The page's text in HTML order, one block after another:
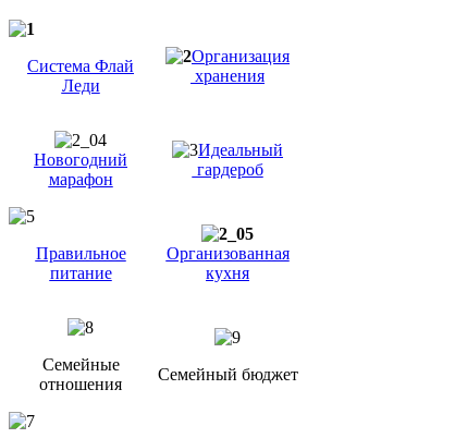
Система Флай
Леди
Организация
хранения
Новогодний
марафон
Идеальный
гардероб
Правильное
питание
Организованная
кухня
Семейные
отношения
Семейный бюджет